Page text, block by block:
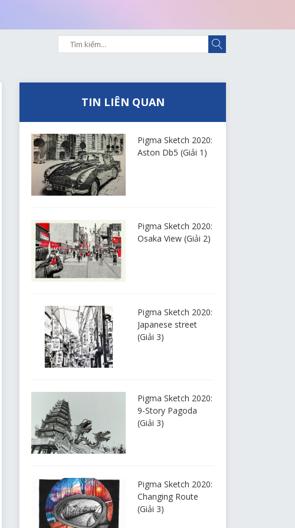
TIN LIÊN QUAN
Pigma Sketch 2020:
Aston Db5 (Giải 1)
Pigma Sketch 2020:
Osaka View (Giải 2)
Pigma Sketch 2020:
Japanese street
(Giải 3)
Pigma Sketch 2020:
9-Story Pagoda
(Giải 3)
Pigma Sketch 2020:
Changing Route
(Giải 3)